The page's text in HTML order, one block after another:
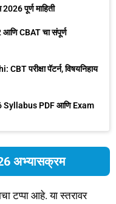
पूर्ण माहिती
CBAT चा संपूर्ण
परीक्षा पॅटर्न, विषयनिहाय
PDF आणि Exam
अभ्यासक्रम
टप्पा आहे. या स्तरावर